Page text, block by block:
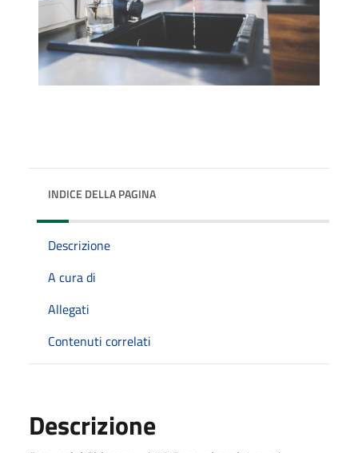
INDICE DELLA PAGINA
Descrizione
A cura di
Allegati
Contenuti correlati
Descrizione